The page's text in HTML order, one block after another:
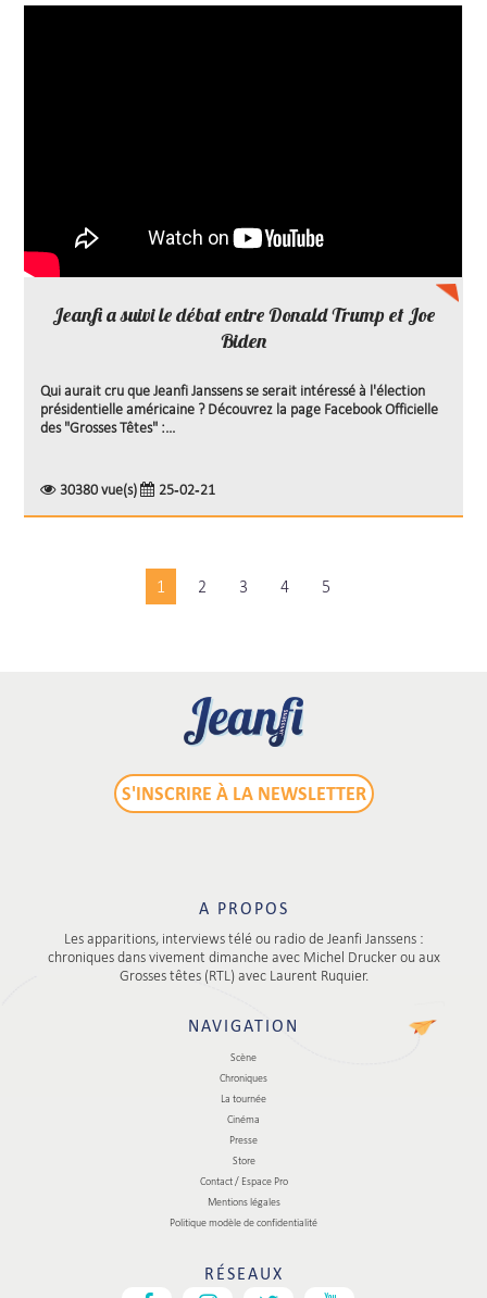
Jeanfi a suivi le débat entre Donald Trump et Joe
Biden
Qui aurait cru que Jeanfi Janssens se serait intéressé à l'élection
présidentielle américaine ? Découvrez la page Facebook Officielle
des "Grosses Têtes" :...
30380 vue(s) 25-02-21
1 2 3 4 5
S'INSCRIRE À LA NEWSLETTER
A PROPOS
Les apparitions, interviews télé ou radio de Jeanfi Janssens :
chroniques dans vivement dimanche avec Michel Drucker ou aux
Grosses têtes (RTL) avec Laurent Ruquier.
NAVIGATION
Scène
Chroniques
La tournée
Cinéma
Presse
Store
Contact / Espace Pro
Mentions légales
Politique modèle de confidentialité
RÉSEAUX